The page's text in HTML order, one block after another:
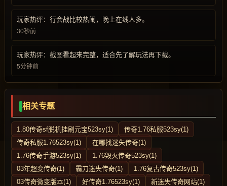
玩家热评：行会战比较热闹，晚上在线人多。
30秒前
玩家热评：截图看起来完整，适合先了解玩法再下载。
5分钟前
相关专题
1.80传奇sf脱机挂刷元宝523sy(1)
传奇1.76私服523sy(1)
传奇私服1.76523sy(1)
在哪找迷失传奇(1)
1.76传奇手游523sy(1)
1.76毁灭传奇523sy(1)
03年超变传奇(1)
霸刀迷失传奇(1)
1.76复古传奇523sy(1)
03传奇微变版本(1)
好传奇1.76523sy(1)
新迷失传奇网站(1)